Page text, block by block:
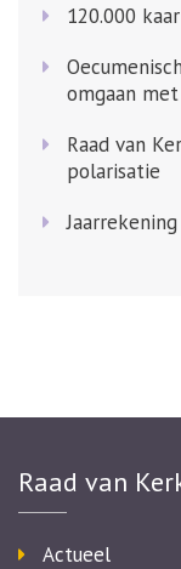
120.000
omgaan
Raad van
polarisatie
Raad van
Actueel